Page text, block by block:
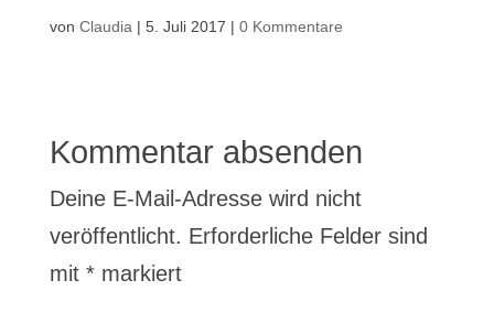
von Claudia | 5. Juli 2017 | 0 Kommentare
Kommentar absenden
Deine E-Mail-Adresse wird nicht
veröffentlicht. Erforderliche Felder sind
mit *markiert